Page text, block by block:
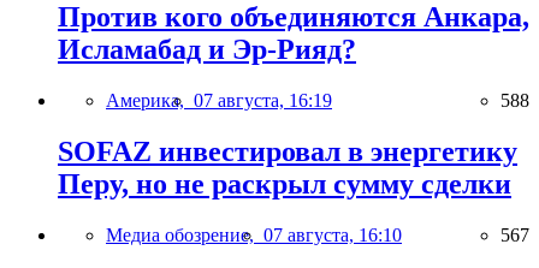
Против кого объединяются Анкара,
Исламабад и Эр-Рияд?
Америка, 07 августа, 16:19 588
SOFAZ инвестировал в энергетику
Перу, но не раскрыл сумму сделки
Медиа обозрение, 07 августа, 16:10 567